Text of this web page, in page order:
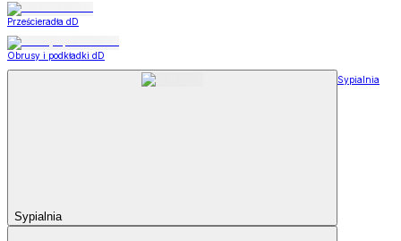
Prześcieradła dD
Obrusy i podkładki dD
Sypialnia
Sypialnia